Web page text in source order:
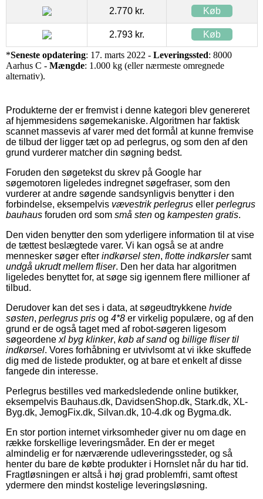
2.770 kr. Køb
2.793 kr. Køb
*Seneste opdatering: 17. marts 2022 - Leveringssted: 8000
Aarhus C - Mængde: 1.000 kg (eller nærmeste omregnede
alternativ).
Produkterne der er fremvist i denne kategori blev genereret
af hjemmesidens søgemekaniske. Algoritmen har faktisk
scannet massevis af varer med det formål at kunne fremvise
de tilbud der ligger tæt op ad perlegrus, og som den af den
grund vurderer matcher din søgning bedst.
Foruden den søgetekst du skrev på Google har
søgemotoren ligeledes indregnet søgefraser, som den
vurderer at andre søgende sandsynligvis benytter i den
forbindelse, eksempelvis vævestrik perlegrus eller perlegrus
bauhaus foruden ord som små sten og kampesten gratis.
Den viden benytter den som yderligere information til at vise
de tættest beslægtede varer. Vi kan også se at andre
mennesker søger efter indkørsel sten, flotte indkørslersamt
undgå ukrudt mellem fliser. Den her data har algoritmen
ligeledes benyttet for, at søge sig igennem flere millioner af
tilbud.
Derudover kan det ses i data, at søgeudtrykkene hvide
søsten, perlegrus pris og 4*8 er virkelig populære, og af den
grund er de også taget med af robot-søgeren ligesom
søgeordene xl byg klinker, køb af sandog billige fliser til
indkørsel. Vores forhåbning er utvivlsomt at vi ikke skuffede
dig med de listede produkter, og at bare et enkelt af disse
fangede din interesse.
Perlegrus bestilles ved markedsledende online butikker,
eksempelvis Bauhaus.dk, DavidsenShop.dk, Stark.dk, XL-
Byg.dk, JemogFix.dk, Silvan.dk, 10-4.dk og Bygma.dk.
En stor portion internet virksomheder giver nu om dage en
række forskellige leveringsmåder. En der er meget
almindelig er for nærværende udleveringssteder, og så
henter du bare de købte produkter i Hornslet når du har tid.
Fragtløsningen er altså i høj grad problemfri, samt oftest
ydermere den mindst kostelige leveringsløsning.